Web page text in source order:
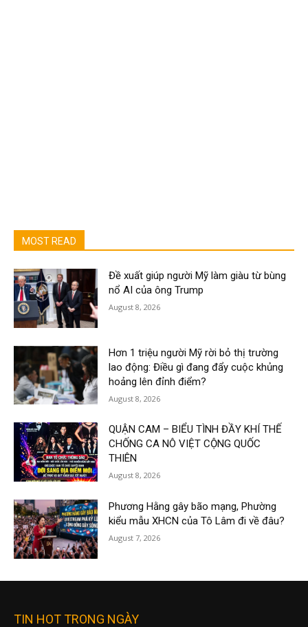
MOST READ
Đề xuất giúp người Mỹ làm giàu từ bùng
nổ AI của ông Trump
August 8, 2026
Hơn 1 triệu người Mỹ rời bỏ thị trường
lao động: Điều gì đang đẩy cuộc khủng
hoảng lên đỉnh điểm?
August 8, 2026
QUẬN CAM – BIỂU TÌNH ĐẦY KHÍ THẾ
CHỐNG CA NÔ VIỆT CỘNG QUỐC
THIÊN
August 8, 2026
Phương Hằng gây bão mạng, Phường
kiểu mẫu XHCN của Tô Lâm đi về đâu?
August 7, 2026
TIN HOT TRONG NGÀY